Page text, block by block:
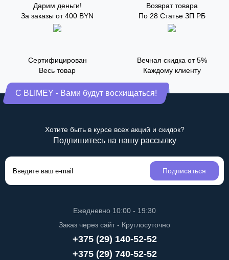
Дарим деньги!
За заказы от 400 BYN
Возврат товара
По 28 Статье ЗП РБ
Сертифицирован
Весь товар
Вечная скидка от 5%
Каждому клиенту
С BLIMEY - Вами будут восхищаться!
Хотите быть в курсе всех акций и скидок?
Подпишитесь на нашу рассылку
Подписаться
Ежедневно 10:00 - 19:30
Заказ через сайт - Круглосуточно
+375 (29) 140-52-52
+375 (29) 740-52-52